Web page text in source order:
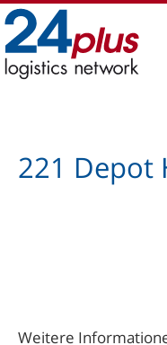
Zum
Inhalt
springen
221 Depot
Weitere